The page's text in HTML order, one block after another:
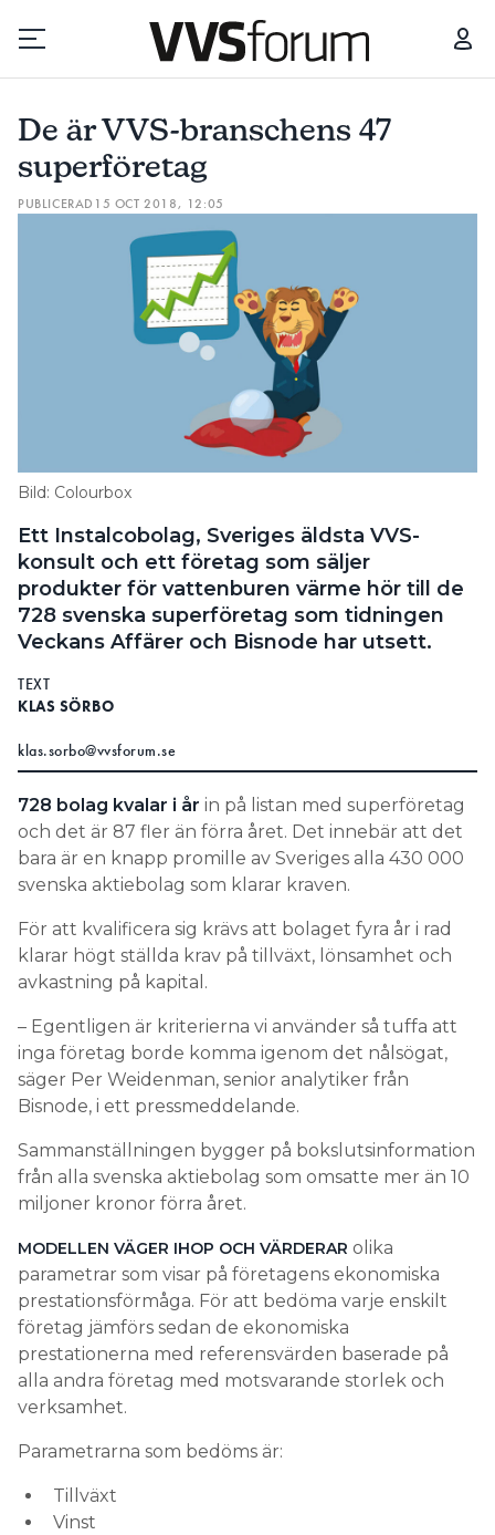
Prenumerera
Hantera prenumeration
Lediga jobb
Annonsera
Läs E-tidningen
Kontakt
Search for:
De är VVS-branschens 47
superföretag
PUBLICERAD 15 OCT 2018, 12:05
Bild: Colourbox
Ett Instalcobolag, Sveriges äldsta VVS-
konsult och ett företag som säljer
produkter för vattenburen värme hör till de
728 svenska superföretag som tidningen
Veckans Affärer och Bisnode har utsett.
TEXT
KLAS SÖRBO
klas.sorbo@vvsforum.se
728 bolag kvalar i år in på listan med superföretag
och det är 87 fler än förra året. Det innebär att det
bara är en knapp promille av Sveriges alla 430 000
svenska aktiebolag som klarar kraven.
För att kvalificera sig krävs att bolaget fyra år i rad
klarar högt ställda krav på tillväxt, lönsamhet och
avkastning på kapital.
– Egentligen är kriterierna vi använder så tuffa att
inga företag borde komma igenom det nålsögat,
säger Per Weidenman, senior analytiker från
Bisnode, i ett pressmeddelande.
Sammanställningen bygger på bokslutsinformation
från alla svenska aktiebolag som omsatte mer än 10
miljoner kronor förra året.
MODELLEN VÄGER IHOP OCH VÄRDERAR olika
parametrar som visar på företagens ekonomiska
prestationsförmåga. För att bedöma varje enskilt
företag jämförs sedan de ekonomiska
prestationerna med referensvärden baserade på
alla andra företag med motsvarande storlek och
verksamhet.
Parametrarna som bedöms är:
Tillväxt
Vinst
DE ÄR VVS-BRANSCHENS 47 SUPERFÖRETAG